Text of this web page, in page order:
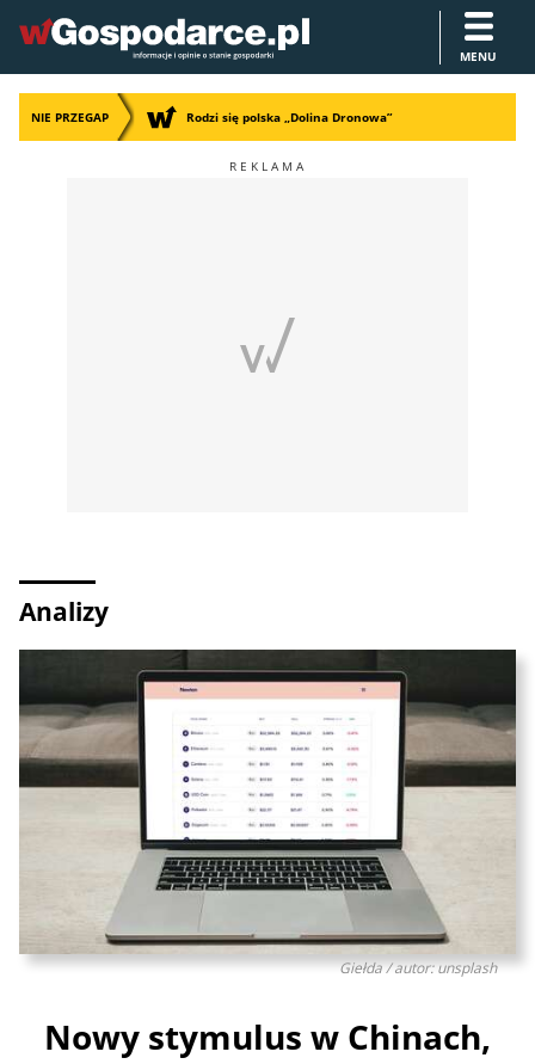
MENU
NIE PRZEGAP Rodzi się polska „Dolina Dronowa”
Analizy
Giełda / autor: unsplash
Nowy stymulus w Chinach,